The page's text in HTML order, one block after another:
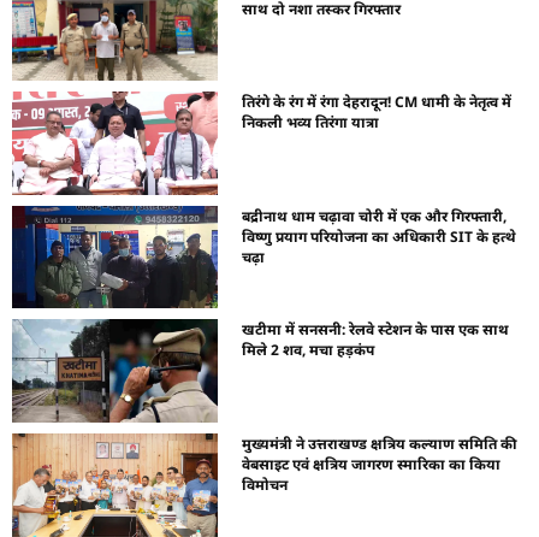
साथ दो नशा तस्कर गिरफ्तार
तिरंगे के रंग में रंगा देहरादून! CM धामी के नेतृत्व में
निकली भव्य तिरंगा यात्रा
बद्रीनाथ धाम चढ़ावा चोरी में एक और गिरफ्तारी,
विष्णु प्रयाग परियोजना का अधिकारी SIT के हत्थे
चढ़ा
खटीमा में सनसनी: रेलवे स्टेशन के पास एक साथ
मिले 2 शव, मचा हड़कंप
मुख्यमंत्री ने उत्तराखण्ड क्षत्रिय कल्याण समिति की
वेबसाइट एवं क्षत्रिय जागरण स्मारिका का किया
विमोचन